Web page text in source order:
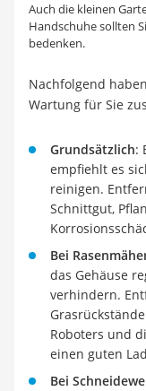
Auch die kleinen
Handschuhe sollten
bedenken.
Nachfolgend
Wartung für Sie
Grundsätzlich:
empfiehlt es
reinigen.
Schnittgut,
Bei
das Gehäuse
verhindern.
Roboters und
einen guten
Bei